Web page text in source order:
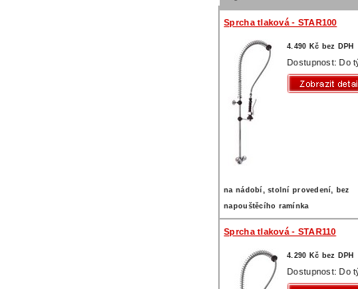
Sprcha tlaková - STAR100
4.490 Kč bez DPH
Dostupnost: Do
na nádobí, stolní provedení, bez
napouštěcího ramínka
Sprcha tlaková - STAR110
4.290 Kč bez DPH
Dostupnost: Do